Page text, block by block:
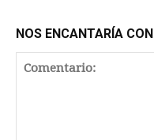
NOS ENCANTARÍA